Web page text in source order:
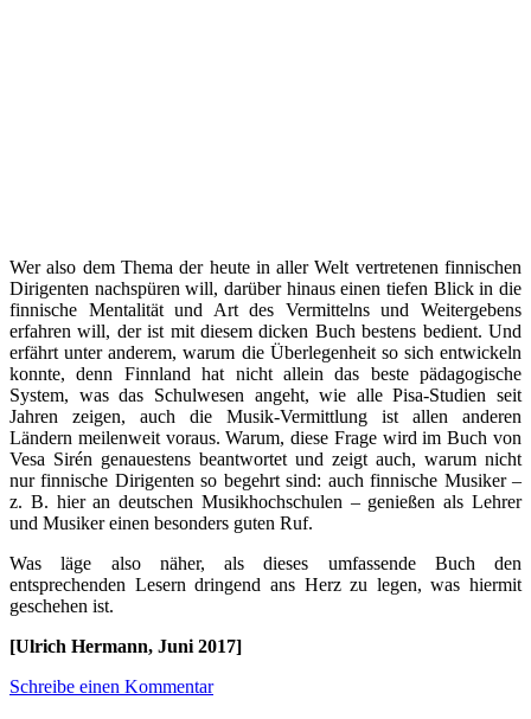
Wer also dem Thema der heute in aller Welt vertretenen finnischen
Dirigenten nachspüren will, darüber hinaus einen tiefen Blick in die
finnische Mentalität und Art des Vermittelns und Weitergebens
erfahren will, der ist mit diesem dicken Buch bestens bedient. Und
erfährt unter anderem, warum die Überlegenheit so sich entwickeln
konnte, denn Finnland hat nicht allein das beste pädagogische
System, was das Schulwesen angeht, wie alle Pisa-Studien seit
Jahren zeigen, auch die Musik-Vermittlung ist allen anderen
Ländern meilenweit voraus. Warum, diese Frage wird im Buch von
Vesa Sirén genauestens beantwortet und zeigt auch, warum nicht
nur finnische Dirigenten so begehrt sind: auch finnische Musiker –
z. B. hier an deutschen Musikhochschulen – genießen als Lehrer
und Musiker einen besonders guten Ruf.
Was läge also näher, als dieses umfassende Buch den
entsprechenden Lesern dringend ans Herz zu legen, was hiermit
geschehen ist.
[Ulrich Hermann, Juni 2017]
Schreibe einen Kommentar